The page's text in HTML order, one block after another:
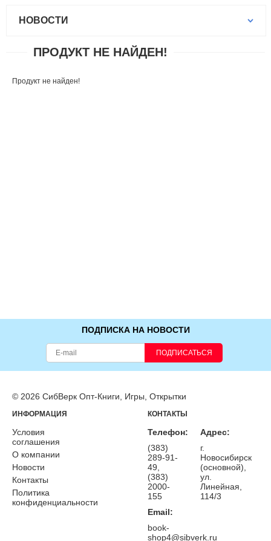
НОВОСТИ
ПРОДУКТ НЕ НАЙДЕН!
Продукт не найден!
ПОДПИСКА НА НОВОСТИ
ПОДПИСАТЬСЯ
© 2026 СибВерк Опт-Книги, Игры, Открытки
ИНФОРМАЦИЯ
Условия
соглашения
О компании
Новости
Контакты
Политика
конфиденциальности
КОНТАКТЫ
Телефон:
(383)
289-91-
49,
(383)
2000-
155
Email:
book-
shop4@sibverk.ru
Адрес:
г.
Новосибирск
(основной),
ул.
Линейная,
114/3